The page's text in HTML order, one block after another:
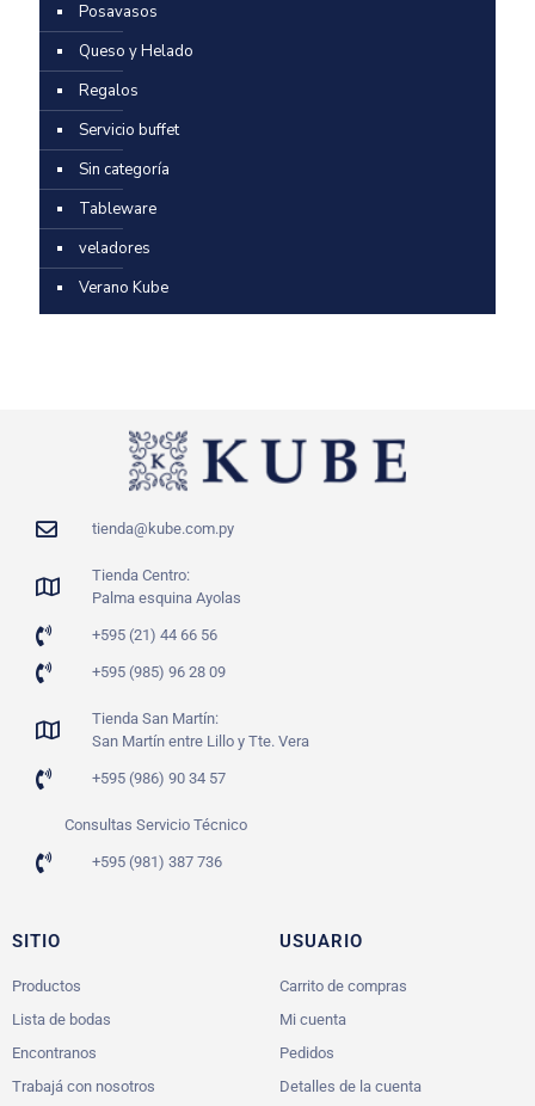
Posavasos
Queso y Helado
Regalos
Servicio buffet
Sin categoría
Tableware
veladores
Verano Kube
tienda@kube.com.py
Tienda Centro:
Palma esquina Ayolas
+595 (21) 44 66 56
+595 (985) 96 28 09
Tienda San Martín:
San Martín entre Lillo y Tte. Vera
+595 (986) 90 34 57
Consultas Servicio Técnico
+595 (981) 387 736
SITIO
Productos
Lista de bodas
Encontranos
Trabajá con nosotros
USUARIO
Carrito de compras
Mi cuenta
Pedidos
Detalles de la cuenta